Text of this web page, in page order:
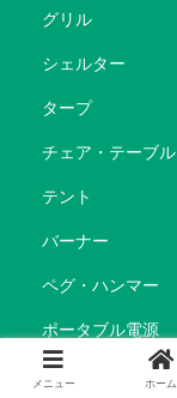
グリル
シェルター
タープ
チェア・テーブル
テント
バーナー
ペグ・ハンマー
ポータブル電源
ランタン
メニュー ホーム